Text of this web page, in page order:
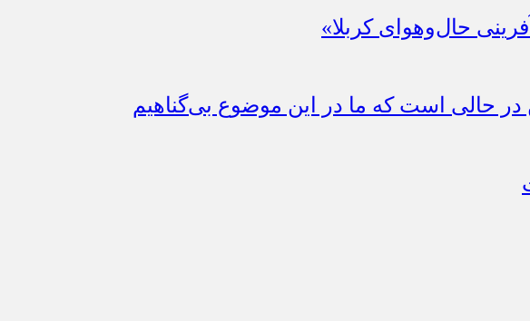
حال‌وهوای کربلا»
در حالی است که ما در این موضوع بی‌گناهیم